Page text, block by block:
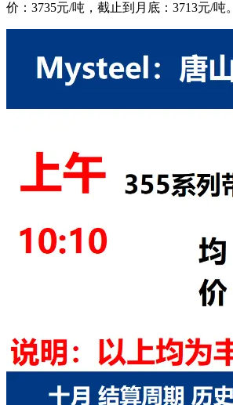
价：3735元/吨，截止到月底：3713元/吨。